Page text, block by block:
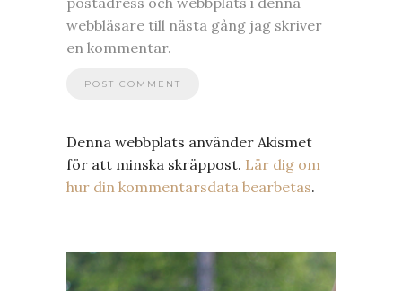
webbläsare till nästa gång jag skriver
en kommentar.
Denna webbplats använder Akismet
för att minska skräppost. Lär dig om
hur din kommentarsdata bearbetas.